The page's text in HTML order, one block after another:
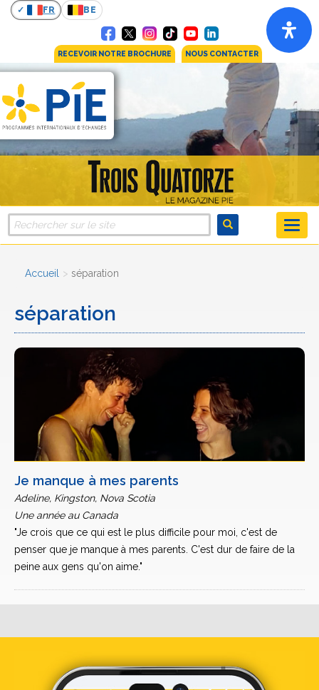
FR BE
RECEVOIR NOTRE BROCHURE NOUS CONTACTER
Accueil séparation
séparation
Je manque à mes parents
Adeline, Kingston, Nova Scotia
Une année au Canada
"Je crois que ce qui est le plus difficile pour moi, c'est de
penser que je manque à mes parents. C'est dur de faire de la
peine aux gens qu'on aime."